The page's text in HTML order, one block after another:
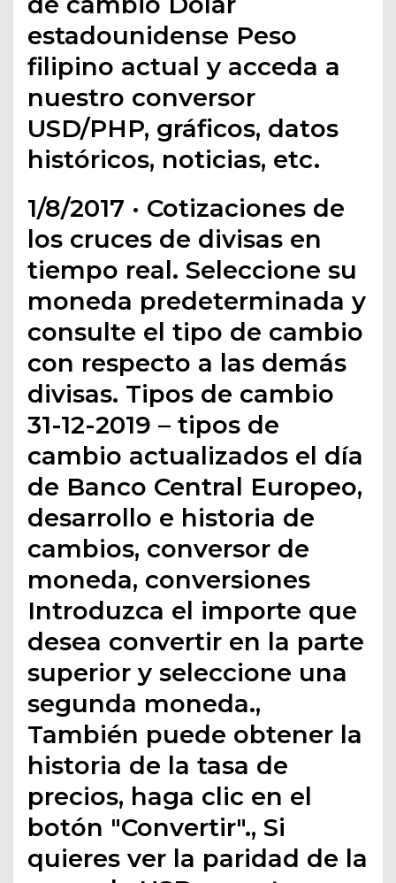
estadounidense Peso
filipino actual y acceda a
nuestro conversor
USD/PHP, gráficos, datos
históricos, noticias, etc.
1/8/2017 · Cotizaciones de
los cruces de divisas en
tiempo real. Seleccione su
moneda predeterminada y
consulte el tipo de cambio
con respecto a las demás
divisas. Tipos de cambio
31-12-2019 – tipos de
cambio actualizados el día
de Banco Central Europeo,
desarrollo e historia de
cambios, conversor de
moneda, conversiones
Introduzca el importe que
desea convertir en la parte
superior y seleccione una
segunda moneda.,
También puede obtener la
historia de la tasa de
precios, haga clic en el
botón "Convertir"., Si
quieres ver la paridad de la